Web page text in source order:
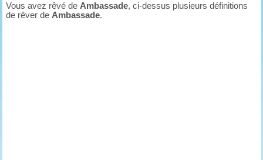
Vous avez rêvé de Ambassade, ci-dessus plusieurs définitions
de rêver de Ambassade.